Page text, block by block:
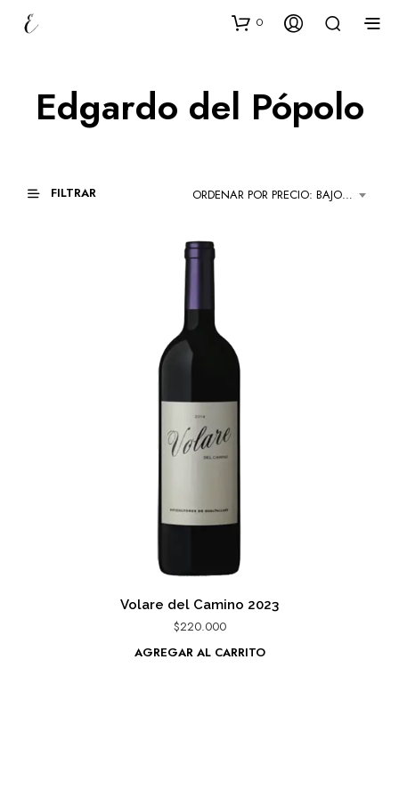
0
Edgardo del Pópolo
FILTRAR ORDENAR POR PRECIO: BAJO A ALTO
Volare del Camino 2023
$220.000
AGREGAR AL CARRITO